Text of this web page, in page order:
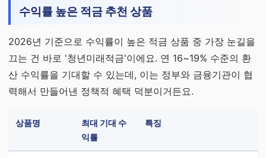
수익률 높은 적금 추천 상품
2026년 기준으로 수익률이 높은 적금 상품 중 가장 눈길을
끄는 건 바로 '청년미래적금'이에요. 연 16~19% 수준의 환
산 수익률을 기대할 수 있는데, 이는 정부와 금융기관이 협
력해서 만들어낸 정책적 혜택 덕분이거든요.
상품명
최대 기대 수
익률
특징